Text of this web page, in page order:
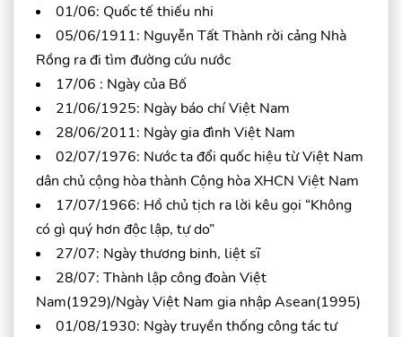
01/06: Quốc tế thiếu nhi
05/06/1911: Nguyễn Tất Thành rời cảng Nhà
Rồng ra đi tìm đường cứu nước
17/06 : Ngày của Bố
21/06/1925: Ngày báo chí Việt Nam
28/06/2011: Ngày gia đình Việt Nam
02/07/1976: Nước ta đổi quốc hiệu từ Việt Nam
dân chủ cộng hòa thành Cộng hòa XHCN Việt Nam
17/07/1966: Hồ chủ tịch ra lời kêu gọi “Không
có gì quý hơn độc lập, tự do”
27/07: Ngày thương binh, liệt sĩ
28/07: Thành lập công đoàn Việt
Nam(1929)/Ngày Việt Nam gia nhập Asean(1995)
01/08/1930: Ngày truyền thống công tác tư